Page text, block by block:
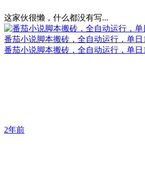
这家伙很懒，什么都没有写...
番茄小说脚本搬砖，全自动运行，单日
番茄小说脚本搬砖，全自动运行，单日
2年前